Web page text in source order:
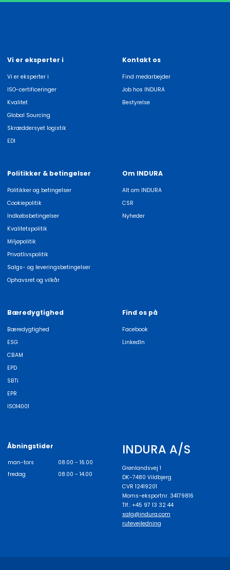
Vi er eksperter i
Vi er eksperter i
ISO-certificeringer
Kvalitet
Global Sourcing
Skræddersyet logistik
EDI
Kontakt os
Find medarbejder
Job hos INDURA
Bestyrelse
Politikker & betingelser
Politikker og betingelser
Cookiepolitik
Indkøbsbetingelser
Kvalitetspolitik
Miljøpolitik
Privatlivspolitik
Salgs- og leveringsbetingelser
Ophavsret og vilkår
Om INDURA
Alt om INDURA
CSR
Nyheder
Bæredygtighed
Bæredygtighed
ESG
CBAM
EPD
SBTi
EPR
ISO14001
Find os på
Facebook
LinkedIn
Åbningstider
man-tors
08.00 - 16.00
fredag
08.00 - 14.00
INDURA A/S
Grønlandsvej 1
DK-7480 Vildbjerg
CVR 12419201
Moms-eksportnr. 34179816
Tlf.: +45 97 13 32 44
salg@indura.com
rutevejledning